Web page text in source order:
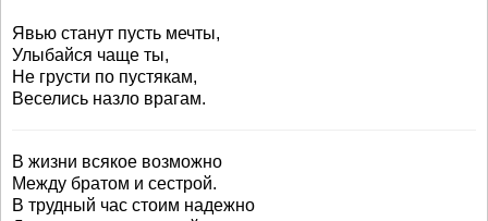
Явью станут пусть мечты,
Улыбайся чаще ты,
Не грусти по пустякам,
Веселись назло врагам.
В жизни всякое возможно
Между братом и сестрой.
В трудный час стоим надежно